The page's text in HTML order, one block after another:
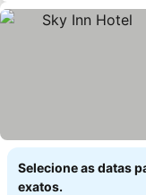
Selecione as datas
exatos.